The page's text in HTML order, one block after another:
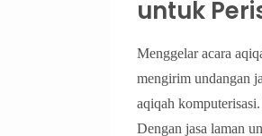
untuk
Menggelar acara
mengirim undangan
aqiqah
Dengan jasa laman